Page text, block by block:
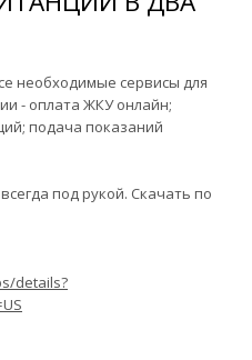
необходимые сервисы для
- оплата ЖКУ онлайн;
подача показаний
под рукой. Скачать по
details?